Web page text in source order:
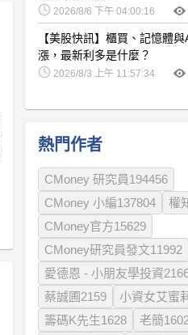
2026/8/6 下午 04:00:16
【美股快訊】櫃買、記憶體
漲，最新利多是什麼？
2026/8/3 上午 11:57:34
熱門作者
CMoney 研究員194456
CMoney 小編137804
權
CMoney官方15629
CMoney研究員發文11992
愛德恩 - 小朋友學投資
蔡誠圃2159
小資女艾蜜
籌碼K先生1628
老簡